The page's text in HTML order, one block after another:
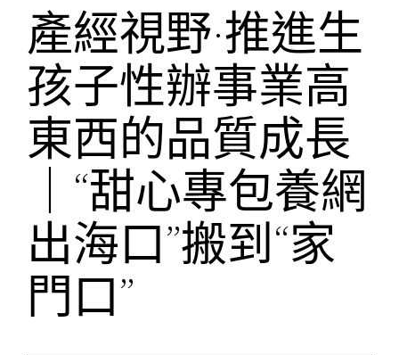
產經視野·推進生
孩子性辦事業高
東西的品質成長
｜“甜心專包養網
出海口”搬到“家
門口”